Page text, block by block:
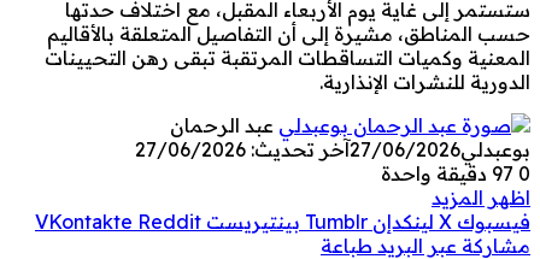
ستستمر إلى غاية يوم الأربعاء المقبل، مع اختلاف حدتها
حسب المناطق، مشيرة إلى أن التفاصيل المتعلقة بالأقاليم
المعنية وكميات التساقطات المرتقبة تبقى رهن التحيينات
الدورية للنشرات الإنذارية.
عبد الرحمان
بوعبدلي27/06/2026آخر تحديث: 27/06/2026
0
دقيقة واحدة
اظهر المزيد
فيسبوك ‫X لينكدإن بينتيريست
مشاركة عبر البريد طباعة